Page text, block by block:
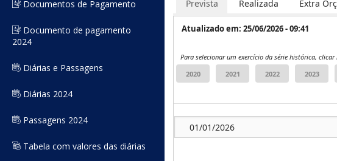
Documentos de Pagamento
Documento de pagamento
2024
Diárias e Passagens
Diárias 2024
Passagens 2024
Tabela com valores das diárias